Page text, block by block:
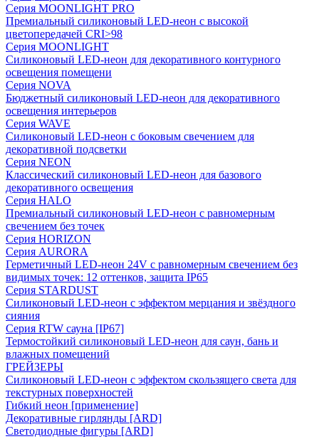
Серия MOONLIGHT PRO
Премиальный силиконовый LED-неон с высокой
цветопередачей CRI>98
Серия MOONLIGHT
Силиконовый LED-неон для декоративного контурного
освещения помещени
Серия NOVA
Бюджетный силиконовый LED-неон для декоративного
освещения интерьеров
Серия WAVE
Силиконовый LED-неон с боковым свечением для
декоративной подсветки
Серия NEON
Классический силиконовый LED-неон для базового
декоративного освещения
Серия HALO
Премиальный силиконовый LED-неон с равномерным
свечением без точек
Серия HORIZON
Серия AURORA
Герметичный LED-неон 24V с равномерным свечением без
видимых точек: 12 оттенков, защита IP65
Серия STARDUST
Силиконовый LED-неон с эффектом мерцания и звёздного
сияния
Серия RTW сауна [IP67]
Термостойкий силиконовый LED-неон для саун, бань и
влажных помещений
ГРЕЙЗЕРЫ
Силиконовый LED-неон с эффектом скользящего света для
текстурных поверхностей
Гибкий неон [применение]
Декоративные гирлянды [ARD]
Светодиодные фигуры [ARD]